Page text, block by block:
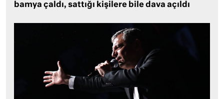
bamya çaldı, sattığı kişilere bile dava açıldı